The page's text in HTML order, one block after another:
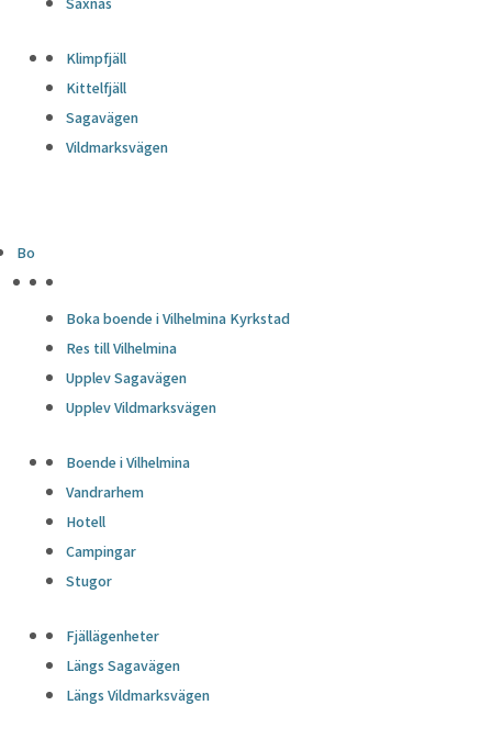
Klimpfjäll
Kittelfjäll
Sagavägen
Vildmarksvägen
Bo
Boka boende i Vilhelmina Kyrkstad
Res till Vilhelmina
Upplev Sagavägen
Upplev Vildmarksvägen
Boende i Vilhelmina
Vandrarhem
Hotell
Campingar
Stugor
Fjällägenheter
Längs Sagavägen
Längs Vildmarksvägen